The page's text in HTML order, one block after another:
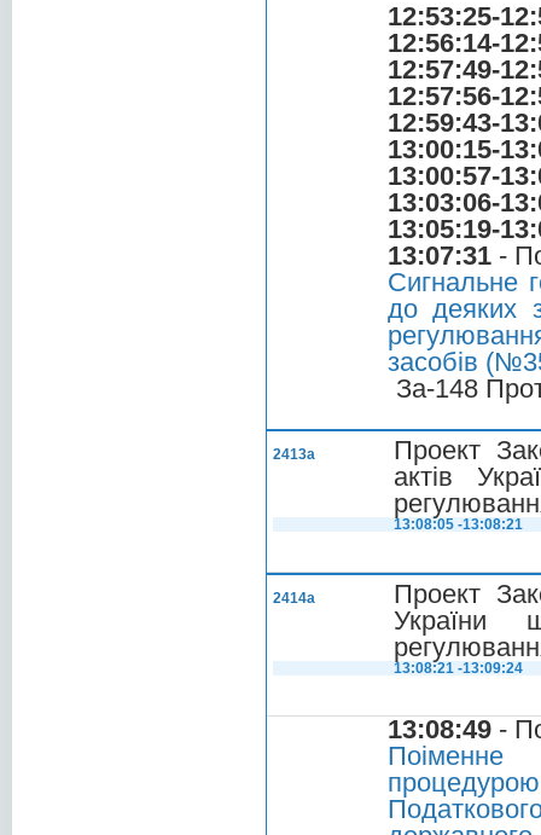
12:53:25-
12:56:14-
12:57:49-
12:57:56-
12:59:43-
13:00:15-
13:00:57-
13:03:06-
13:05:19-
13:07:31 -
Сигнальне
до деяких
засобів
За-148
2413а
Проект
актів
13:08:05 -13:08:21
2414а
Проект
України
13:08:21 -13:09:24
13:08:49 -
Поіменне